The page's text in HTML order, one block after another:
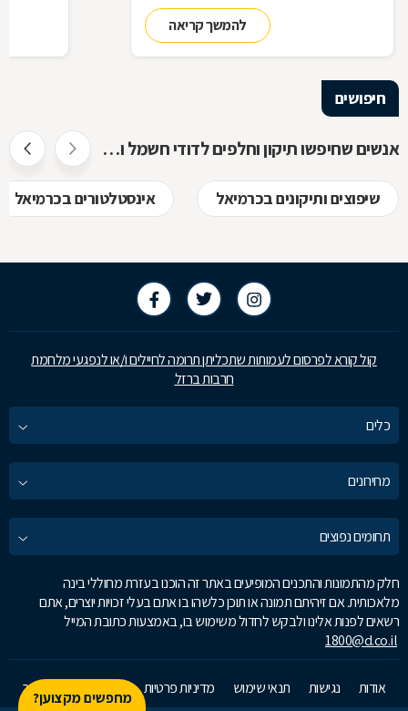
להמשך קריאה
חיפושים
אנשים שחיפשו תיקון וחלפים לדודי חשמל ושמש חיפשו גם
שיפוצים ותיקונים בכרמיאל אינסטלטורים בכרמיאל
מחפשים מקצוען?
קול קורא לפרסום לעמותות שתכליתן תרומה לחיילים ו/או לנפגעי מלחמת
חרבות ברזל
כלים
מחירונים
תחומים נפוצים
חלק מהתמונות והתכנים המופיעים באתר זה הוכנו בעזרת מחוללי בינה
מלאכותית. אם זיהיתם תמונה או תוכן כלשהו בו אתם בעלי זכויות יוצרים, אתם
רשאים לפנות אלינו ולבקש לחדול משימוש בו, באמצעות כתובת המייל
1800@d.co.il
אודות נגישות תנאי שימוש מדיניות פרטיות צרו קשר